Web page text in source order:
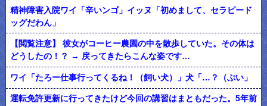
精神障害入院ワイ「辛いンゴ」イッヌ「初めまして、セラピード
ッグだわん」
【閲覧注意】 彼女がコーヒー農園の中を散歩していた。その体は
どうしたの！？ → 戻ってきたらこんな姿です…
ワイ「たろー仕事行ってくるね！（飼い犬）」犬「…？（ぷい」
運転免許更新に行ってきたけど今回の講習はまともだった。5年前